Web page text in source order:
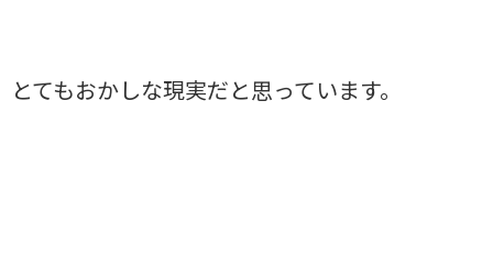
とてもおかしな現実だと思っています。